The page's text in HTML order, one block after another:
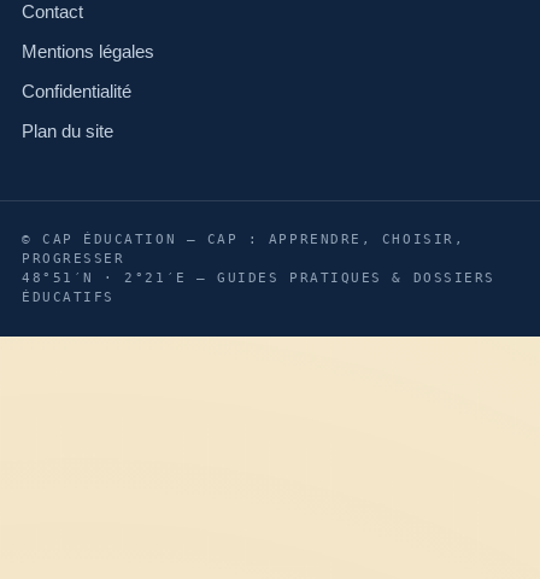
Contact
Mentions légales
Confidentialité
Plan du site
© CAP ÉDUCATION — CAP : APPRENDRE, CHOISIR,
PROGRESSER
48°51′N · 2°21′E — GUIDES PRATIQUES & DOSSIERS
ÉDUCATIFS